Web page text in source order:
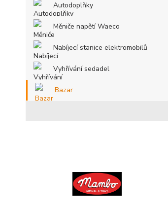
Autodoplňky
Měniče napětí Waeco
Nabíjecí stanice elektromobilů
Vyhřívání sedadel
Bazar